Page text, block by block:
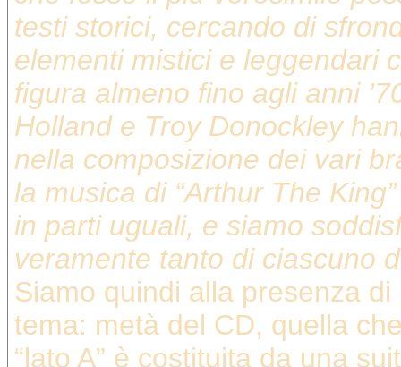
testi storici, cercando di
elementi mistici e leggendari
figura almeno fino agli anni
Holland e Troy Donockley
nella composizione dei vari
la musica di “Arthur The
in parti uguali, e siamo
veramente tanto di ciascuno
Siamo quindi alla presenza
tema: metà del CD, quella
“lato A” è costituita da una